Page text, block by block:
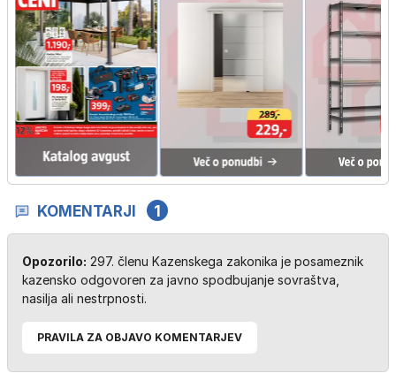
KOMENTARJI 1
Opozorilo: 297. členu Kazenskega zakonika je posameznik
kazensko odgovoren za javno spodbujanje sovraštva,
nasilja ali nestrpnosti.
PRAVILA ZA OBJAVO KOMENTARJEV